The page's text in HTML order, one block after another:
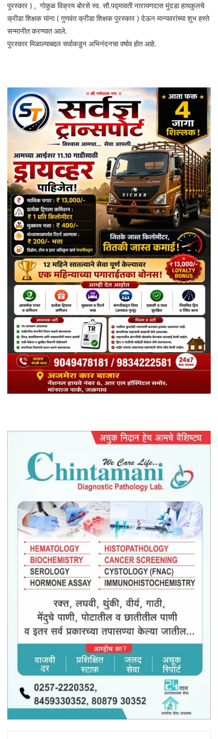
पुरस्कार ) , गोकुळ विक्रम बोरसे स्व. सौ.पद्मावती नारायणदास मुंदडा हायकुलचे
क्रीडा शिक्षक यांना ( गुणवंत क्रीडा शिक्षक पुरस्कार ) देऊन मान्यवरांच्या शुभ हस्ते
सन्मानीत करण्यात आले.
पुरस्कार मिळाल्याबद्दल सर्वाकडुन अभिनंदनचा वर्षाव होत आहे.